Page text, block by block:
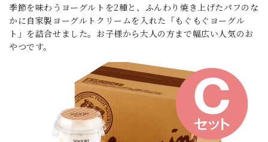
季節を味わうヨーグルトを2種と、ふんわり焼き上げたパフのな
かに自家製ヨーグルトクリームを入れた「もぐもぐヨーグル
ト」を詰合せました。お子様から大人の方まで幅広い人気のお
やつです。